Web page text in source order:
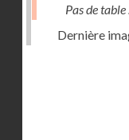
Pas de table ...
Dernière